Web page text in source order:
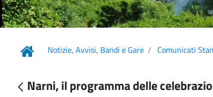
Notizie, Avvisi, Bandi e Gare Comunicati
Narni, il programma delle